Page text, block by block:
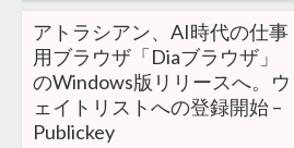
アトラシアン、AI時代の仕事
用ブラウザ「Diaブラウザ」
のWindows版リリースへ。ウ
ェイトリストへの登録開始 –
Publickey